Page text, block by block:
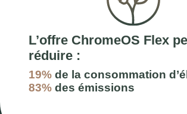
L’offre ChromeOS Flex
réduire :
19% de la consommation
83% des émissions